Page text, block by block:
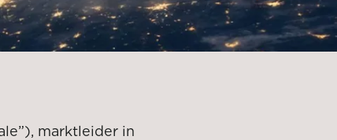
marktleider in